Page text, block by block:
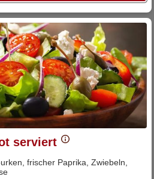
serviert
frischer Paprika, Zwiebeln,